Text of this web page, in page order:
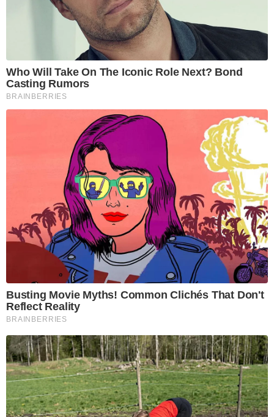
Who Will Take On The Iconic Role Next? Bond
Casting Rumors
BRAINBERRIES
Busting Movie Myths! Common Clichés That Don't
Reflect Reality
BRAINBERRIES